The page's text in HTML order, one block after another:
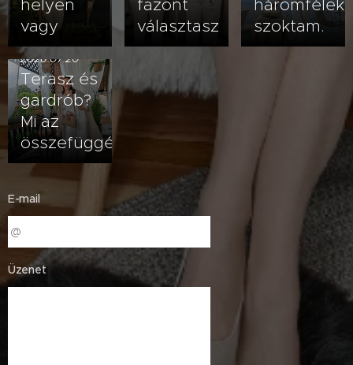
helyen
vagy
fazont
választasz
szoktam.
2026.07.20
Terasz és
gardrób?
Mi az
összefüggés?
E-mail
Üzenet